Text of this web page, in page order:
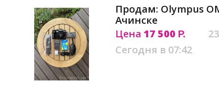
Продам: Olympus
Ачинске
Цена 17 500 Р.
Сегодня в 07:42